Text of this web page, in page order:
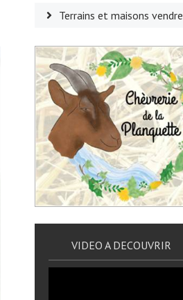
Terrains et maisons vendre
VIDEO A DECOUVRIR